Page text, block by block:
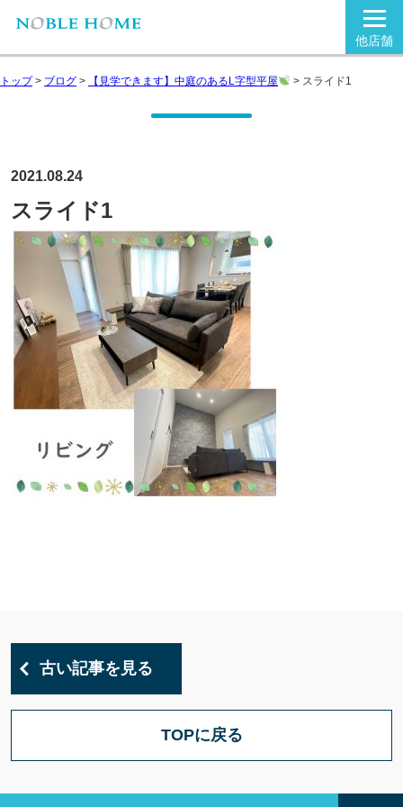
他店舗
トップ> ブログ > 【見学できます】中庭のあるL字型平屋 > スライド1
2021.08.24
スライド1
古い記事を見る
TOPに戻る